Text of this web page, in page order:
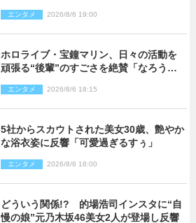
かった」
エンタメ 2026/8/6 19:00
ホロライブ・宝鐘マリン、日々の活動を
頑張る“後輩”のすごさを絶賛「なろう系
エンタメ 2026/8/6 18:15
5社からスカウトされた美女30歳、艶やか
な浴衣姿に反響「可愛過ぎるすぅ」
エンタメ 2026/8/6 18:00
どういう関係!? 的場浩司インスタに“自
慢の娘”元乃木坂46美女2人が登場し反響